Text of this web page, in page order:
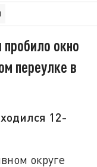
окно
переулке в
12-
округе